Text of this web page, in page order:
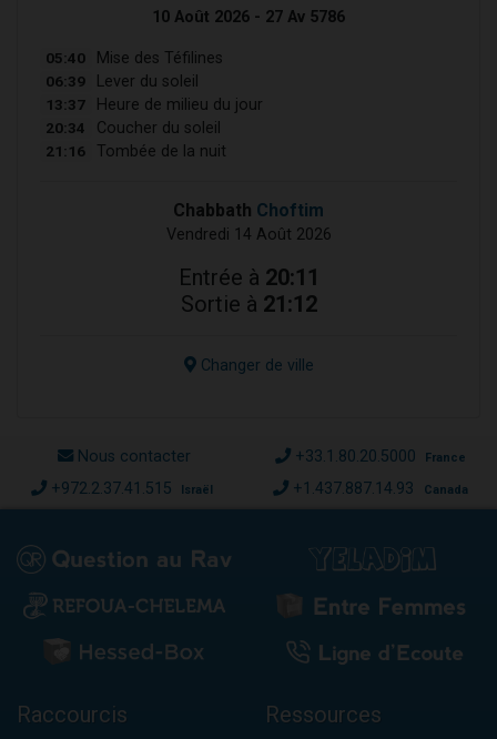
10 Août 2026 - 27 Av 5786
05:40 Mise des Téfilines
06:39 Lever du soleil
13:37 Heure de milieu du jour
20:34 Coucher du soleil
21:16 Tombée de la nuit
Chabbath Choftim
Vendredi 14 Août 2026
Entrée à 20:11
Sortie à 21:12
Changer de ville
Nous contacter +33.1.80.20.5000 France
+972.2.37.41.515 Israël +1.437.887.14.93 Canada
Raccourcis Ressources